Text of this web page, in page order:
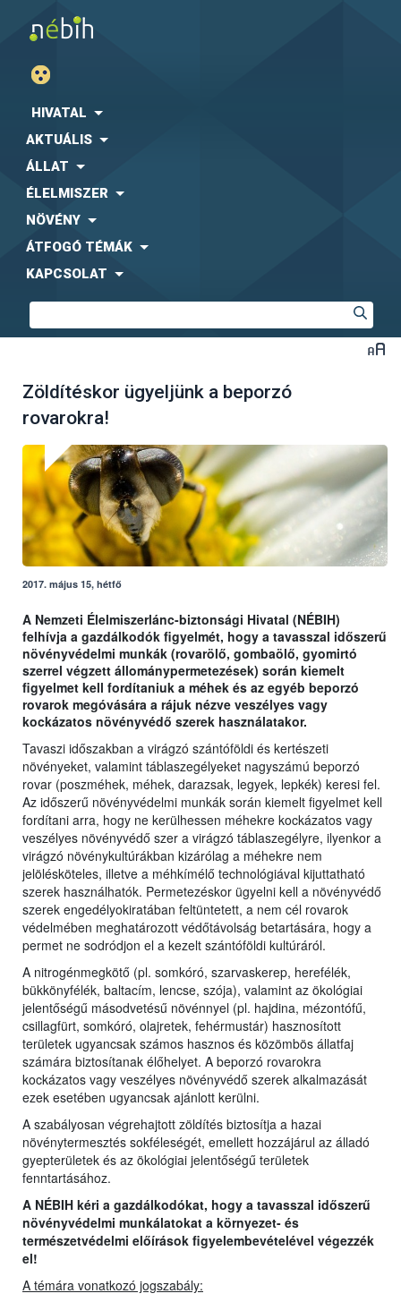
HIVATAL
AKTUÁLIS
ÁLLAT
ÉLELMISZER
NÖVÉNY
ÁTFOGÓ TÉMÁK
KAPCSOLAT
Zöldítéskor ügyeljünk a beporzó
rovarokra!
2017. május 15, hétfő
A Nemzeti Élelmiszerlánc-biztonsági Hivatal (NÉBIH)
felhívja a gazdálkodók figyelmét, hogy a tavasszal időszerű
növényvédelmi munkák (rovarölő, gombaölő, gyomirtó
szerrel végzett állománypermetezések) során kiemelt
figyelmet kell fordítaniuk a méhek és az egyéb beporzó
rovarok megóvására a rájuk nézve veszélyes vagy
kockázatos növényvédő szerek használatakor.
Tavaszi időszakban a virágzó szántóföldi és kertészeti
növényeket, valamint táblaszegélyeket nagyszámú beporzó
rovar (poszméhek, méhek, darazsak, legyek, lepkék) keresi fel.
Az időszerű növényvédelmi munkák során kiemelt figyelmet kell
fordítani arra, hogy ne kerülhessen méhekre kockázatos vagy
veszélyes növényvédő szer a virágzó táblaszegélyre, ilyenkor a
virágzó növénykultúrákban kizárólag a méhekre nem
jelölésköteles, illetve a méhkímélő technológiával kijuttatható
szerek használhatók. Permetezéskor ügyelni kell a növényvédő
szerek engedélyokiratában feltüntetett, a nem cél rovarok
védelmében meghatározott védőtávolság betartására, hogy a
permet ne sodródjon el a kezelt szántóföldi kultúráról.
A nitrogénmegkötő (pl. somkóró, szarvaskerep, herefélék,
bükkönyfélék, baltacím, lencse, szója), valamint az ökológiai
jelentőségű másodvetésű növénnyel (pl. hajdina, mézontófű,
csillagfürt, somkóró, olajretek, fehérmustár) hasznosított
területek ugyancsak számos hasznos és közömbös állatfaj
számára biztosítanak élőhelyet. A beporzó rovarokra
kockázatos vagy veszélyes növényvédő szerek alkalmazását
ezek esetében ugyancsak ajánlott kerülni.
A szabályosan végrehajtott zöldítés biztosítja a hazai
növénytermesztés sokféleségét, emellett hozzájárul az álladó
gyepterületek és az ökológiai jelentőségű területek
fenntartásához.
A NÉBIH kéri a gazdálkodókat, hogy a tavasszal időszerű
növényvédelmi munkálatokat a környezet- és
természetvédelmi előírások figyelembevételével végezzék
el!
A témára vonatkozó jogszabály: